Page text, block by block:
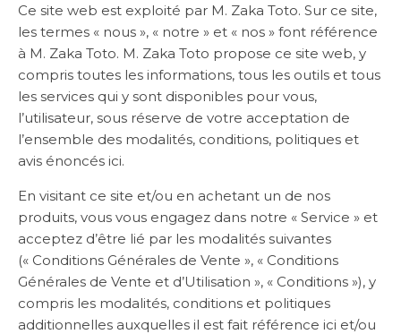
Ce site web est exploité par M. Zaka Toto. Sur ce site,
les termes « nous », « notre » et « nos » font référence
à M. Zaka Toto. M. Zaka Toto propose ce site web, y
compris toutes les informations, tous les outils et tous
les services qui y sont disponibles pour vous,
l’utilisateur, sous réserve de votre acceptation de
l’ensemble des modalités, conditions, politiques et
avis énoncés ici.
En visitant ce site et/ou en achetant un de nos
produits, vous vous engagez dans notre « Service » et
acceptez d’être lié par les modalités suivantes
(« Conditions Générales de Vente », « Conditions
Générales de Vente et d’Utilisation », « Conditions »), y
compris les modalités, conditions et politiques
additionnelles auxquelles il est fait référence ici et/ou